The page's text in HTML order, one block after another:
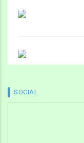
SOCIAL